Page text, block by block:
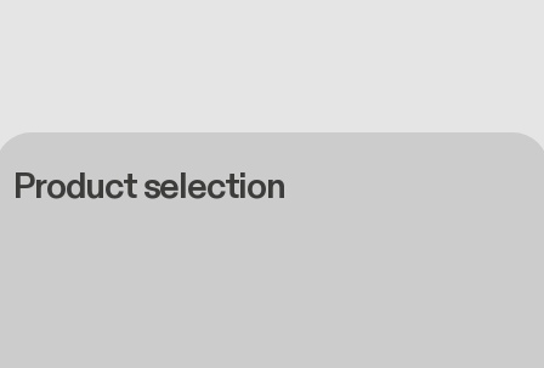
Product selection